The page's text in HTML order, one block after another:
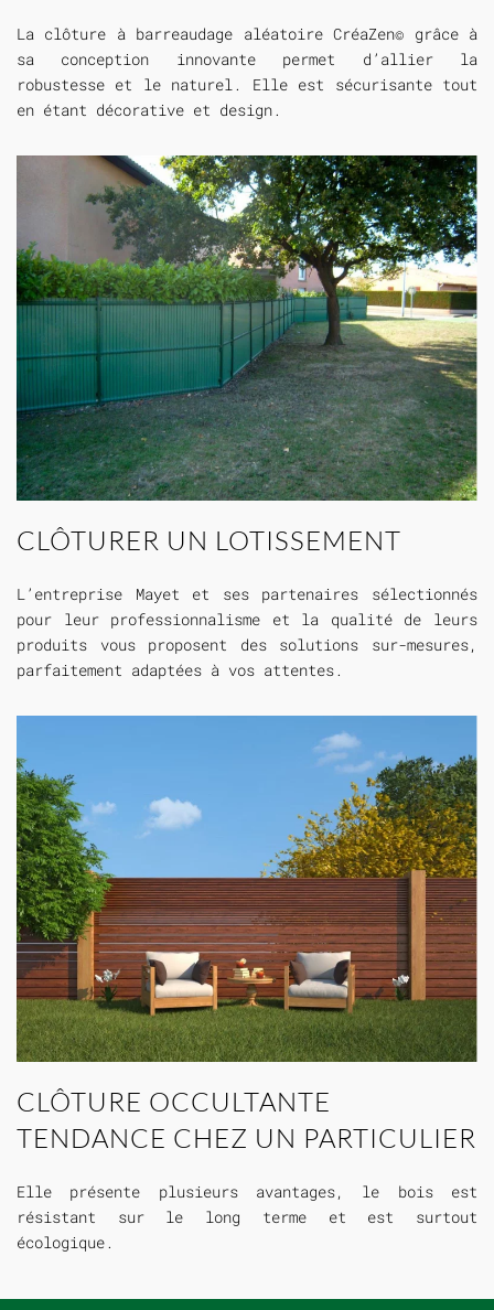
La clôture à barreaudage aléatoire CréaZen© grâce à
sa conception innovante permet d’allier la
robustesse et le naturel. Elle est sécurisante tout
en étant décorative et design.
CLÔTURER UN LOTISSEMENT
L’entreprise Mayet et ses partenaires sélectionnés
pour leur professionnalisme et la qualité de leurs
produits vous proposent des solutions sur-mesures,
parfaitement adaptées à vos attentes.
CLÔTURE OCCULTANTE
TENDANCE CHEZ UN PARTICULIER
Elle présente plusieurs avantages, le bois est
résistant sur le long terme et est surtout
écologique.